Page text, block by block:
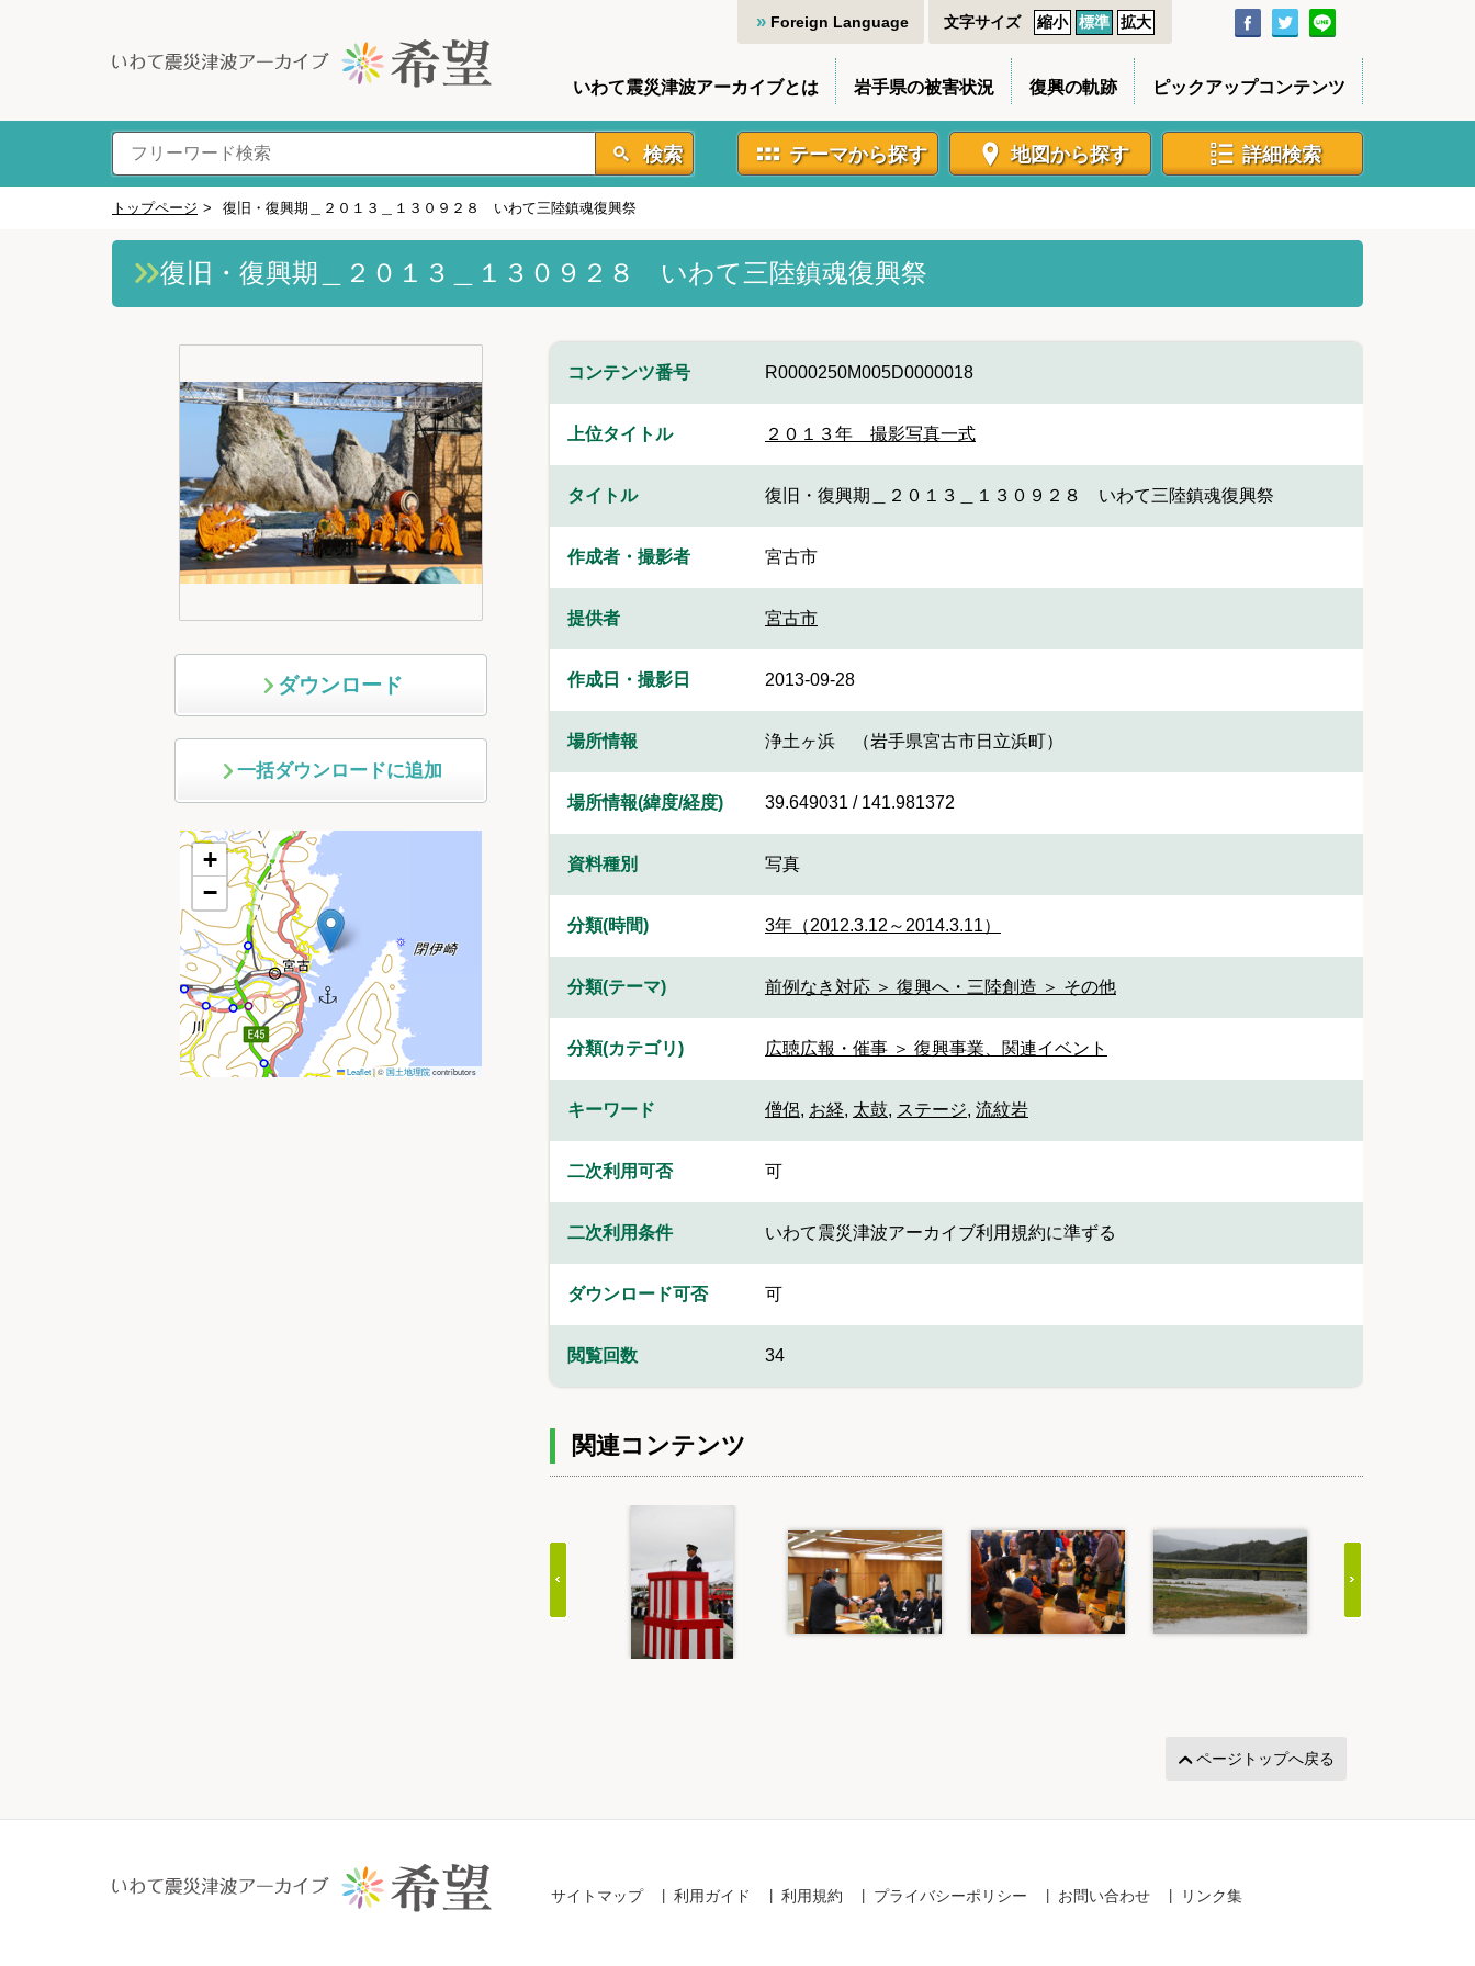
Foreign Language 文字サイズ 縮小 標準 拡大
いわて震災津波アーカイブとは 岩手県の被害状況 復興の軌跡 ピックアップコンテンツ
検索 テーマから探す 地図から探す 詳細検索
トップページ > 復旧・復興期＿２０１３＿１３０９２８ いわて三陸鎮魂復興祭
復旧・復興期＿２０１３＿１３０９２８ いわて三陸鎮魂復興祭
ダウンロード
一括ダウンロードに追加
+
−
Leaflet|©国土地理院contributors
コンテンツ番号 R0000250M005D0000018
上位タイトル ２０１３年 撮影写真一式
タイトル 復旧・復興期＿２０１３＿１３０９２８ いわて三陸鎮魂復興祭
作成者・撮影者 宮古市
提供者 宮古市
作成日・撮影日 2013-09-28
場所情報 浄土ヶ浜 （岩手県宮古市日立浜町）
場所情報(緯度/経度) 39.649031 / 141.981372
資料種別 写真
分類(時間) 3年（2012.3.12～2014.3.11）
分類(テーマ) 前例なき対応 ＞ 復興へ・三陸創造 ＞ その他
分類(カテゴリ) 広聴広報・催事 ＞ 復興事業、関連イベント
キーワード 僧侶, お経, 太鼓, ステージ, 流紋岩
二次利用可否 可
二次利用条件 いわて震災津波アーカイブ利用規約に準ずる
ダウンロード可否 可
閲覧回数 34
関連コンテンツ
ページトップへ戻る
サイトマップ 利用ガイド 利用規約 プライバシーポリシー お問い合わせ リンク集